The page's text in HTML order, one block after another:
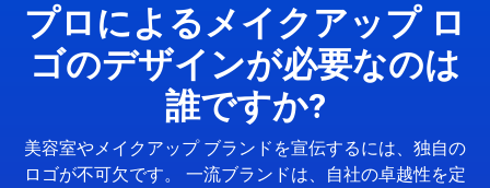
プロによるメイクアップ ロ
ゴのデザインが必要なのは
誰ですか?
美容室やメイクアップ ブランドを宣伝するには、独自の
ロゴが不可欠です。 一流ブランドは、自社の卓越性を定